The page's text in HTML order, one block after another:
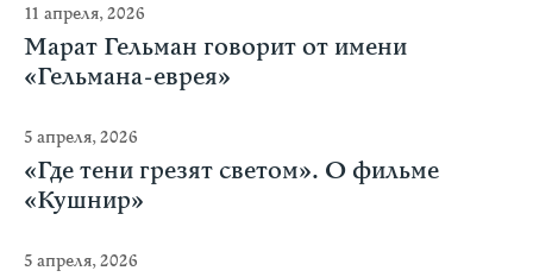
11 апреля, 2026
Марат Гельман говорит от имени
«Гельмана-еврея»
5 апреля, 2026
«Где тени грезят светом». О фильме
«Кушнир»
5 апреля, 2026